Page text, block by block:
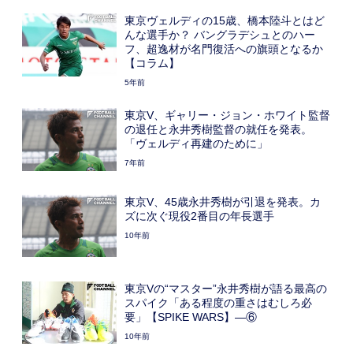
東京ヴェルディの15歳、橋本陸斗とはど
んな選手か？ バングラデシュとのハー
フ、超逸材が名門復活への旗頭となるか
【コラム】
5年前
東京V、ギャリー・ジョン・ホワイト監督
の退任と永井秀樹監督の就任を発表。
「ヴェルディ再建のために」
7年前
東京V、45歳永井秀樹が引退を発表。カ
ズに次ぐ現役2番目の年長選手
10年前
東京Vの“マスター”永井秀樹が語る最高の
スパイク「ある程度の重さはむしろ必
要」【SPIKE WARS】―⑥
10年前